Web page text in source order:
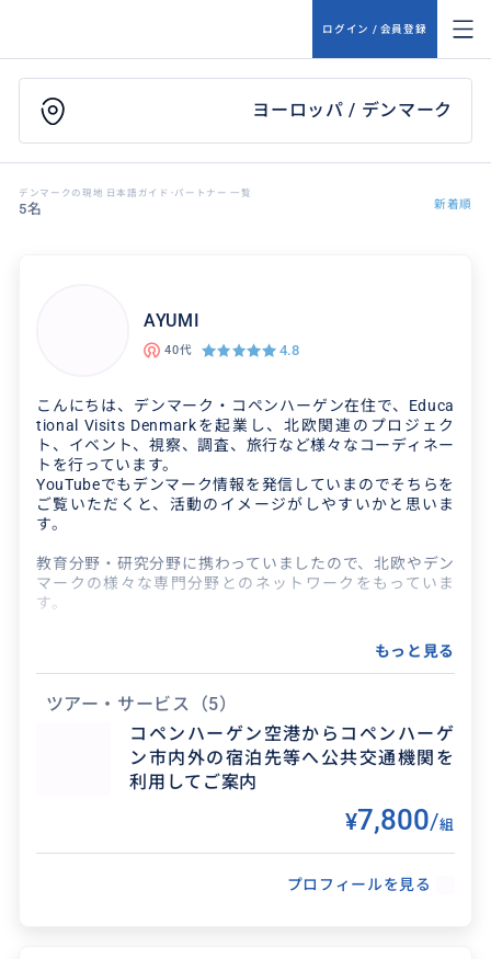
ログイン / 会員登録
ヨーロッパ / デンマーク
デンマークの現地 日本語ガイド･パートナー 一覧
5名 新着順
AYUMI
40代 4.8
こんにちは、デンマーク・コペンハーゲン在住で、Educa
tional Visits Denmarkを起業し、北欧関連のプロジェク
ト、イベント、視察、調査、旅行など様々なコーディネー
トを行っています。
YouTubeでもデンマーク情報を発信していまのでそちらを
ご覧いただくと、活動のイメージがしやすいかと思いま
す。
教育分野・研究分野に携わっていましたので、北欧やデン
マークの様々な専門分野とのネットワークをもっていま
す。
現在はデンマークで活動していますので、ビジネス関連の
プロジェクトや案件のお手伝いも得意としています。
また、旅行全般のコーディネートも100件以上の経験があ
り、市内散策、郊外のお城訪問、人気のカフェや雑貨店巡
り、最近注目されているデンマーク人の働きかた、生活や
暮らしを体験する滞在もアレンジ可能です。
ご興味持っていただけましたら、メッセージでお気軽にお
もっと見る
ツアー・サービス
（5）
コペンハーゲン空港からコペンハーゲ
ン市内外の宿泊先等へ公共交通機関を
利用してご案内
¥7,800/組
プロフィールを見る